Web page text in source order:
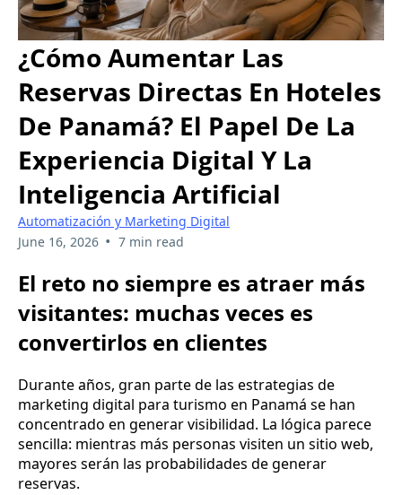
¿Cómo Aumentar Las
Reservas Directas En Hoteles
De Panamá? El Papel De La
Experiencia Digital Y La
Inteligencia Artificial
Automatización y Marketing Digital
June 16, 2026 • 7 min read
El reto no siempre es atraer más
visitantes: muchas veces es
convertirlos en clientes
Durante años, gran parte de las estrategias de
marketing digital para turismo en Panamá se han
concentrado en generar visibilidad. La lógica parece
sencilla: mientras más personas visiten un sitio web,
mayores serán las probabilidades de generar
reservas.